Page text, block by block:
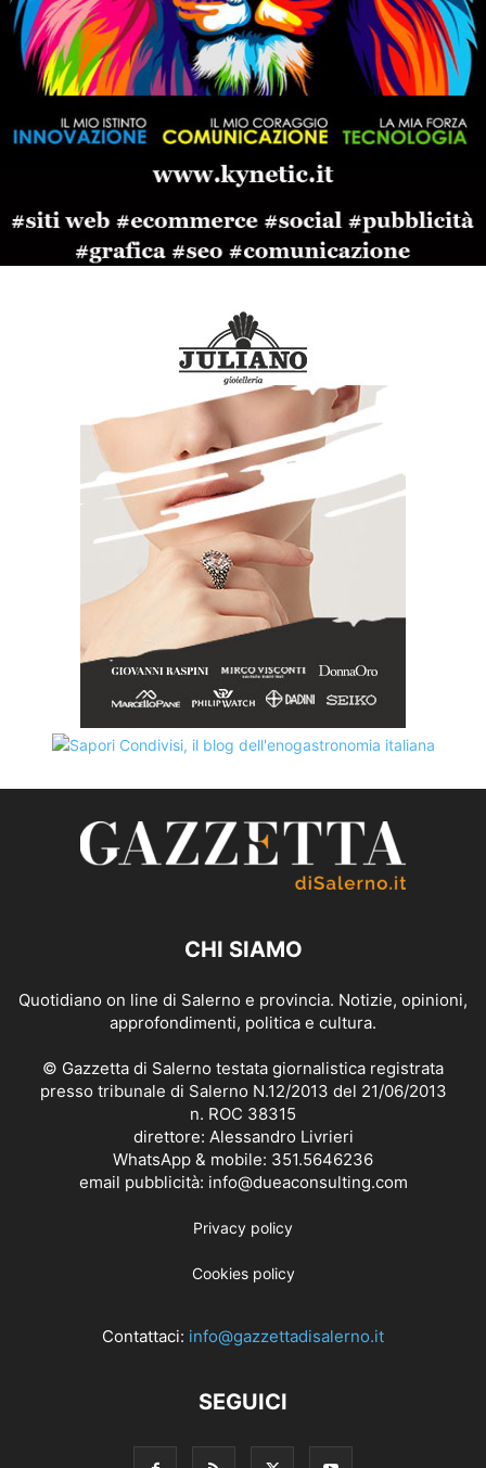
CHI SIAMO
Quotidiano on line di Salerno e provincia. Notizie, opinioni,
approfondimenti, politica e cultura.
© Gazzetta di Salerno testata giornalistica registrata
presso tribunale di Salerno N.12/2013 del 21/06/2013
n. ROC 38315
direttore: Alessandro Livrieri
WhatsApp & mobile: 351.5646236
email pubblicità: info@dueaconsulting.com
Privacy policy
Cookies policy
Contattaci: info@gazzettadisalerno.it
SEGUICI